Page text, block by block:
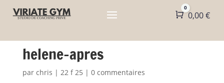
Panier
0
0,00€
helene-apres
par chris | 22 f 25 | 0 commentaires